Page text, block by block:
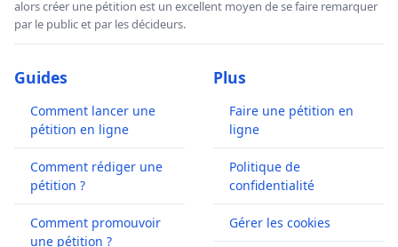
alors créer une pétition est un excellent moyen de se faire remarquer
par le public et par les décideurs.
Guides
Comment lancer une
pétition en ligne
Comment rédiger une
pétition ?
Comment promouvoir
une pétition ?
Plus
Faire une pétition en
ligne
Politique de
confidentialité
Gérer les cookies